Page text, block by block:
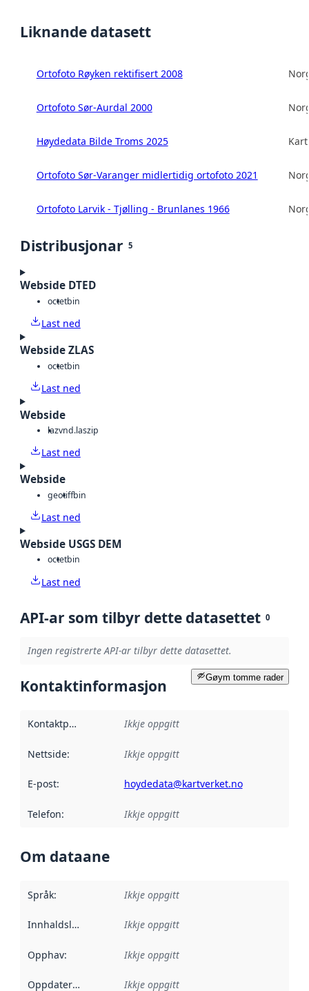
Liknande datasett
Ortofoto Røyken rektifisert 2008
Ortofoto Sør-Aurdal 2000
Høydedata Bilde Troms 2025
Ortofoto Sør-Varanger midlertidig ortofoto 2021
Ortofoto Larvik - Tjølling - Brunlanes 1966
Distribusjonar 5
Webside DTED
octetbin
Last ned
Webside ZLAS
octetbin
Last ned
Webside
lazvnd.laszip
Last ned
Webside
geotiffbin
Last ned
Webside USGS DEM
octetbin
Last ned
API-ar som tilbyr dette datasettet 0
Ingen registrerte API-ar tilbyr dette datasettet.
Gøym tomme rader
Kontaktinformasjon
Kontaktpunkt Ikkje oppgitt
Nettside: Ikkje oppgitt
E-post: hoydedata@kartverket.no
Telefon: Ikkje oppgitt
Om dataane
Språk: Ikkje oppgitt
Innhaldsleverandørar :
Ikkje oppgitt
Opphav: Ikkje oppgitt
Oppdateringsfrekvens :
Ikkje oppgitt